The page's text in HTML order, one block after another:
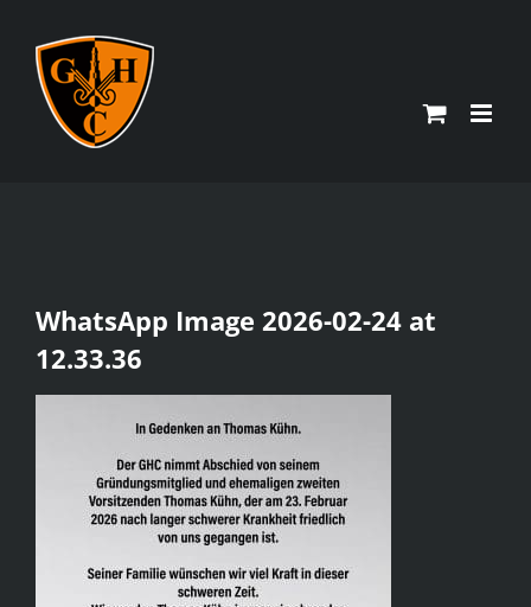
Inhalt
springen
WhatsApp Image 2026-02-24 at
12.33.36